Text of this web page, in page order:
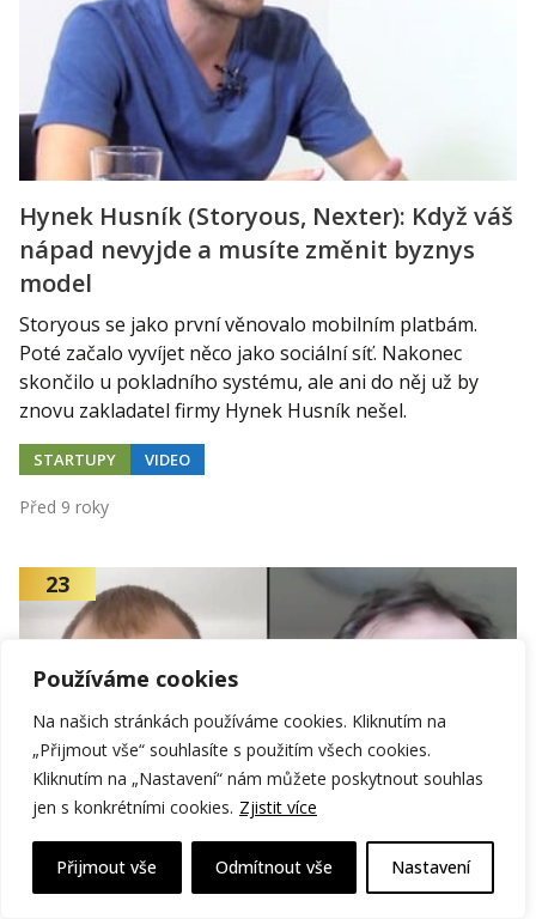
Používáme cookies
Na našich stránkách používáme cookies. Kliknutím na
„Přijmout vše“ souhlasíte s použitím všech cookies.
Kliknutím na „Nastavení“ nám můžete poskytnout souhlas
jen s konkrétními cookies. Zjistit více
Nastavení
Odmítnout vše
Přijmout vše
Hynek Husník (Storyous, Nexter): Když váš
nápad nevyjde a musíte změnit byznys
model
Storyous se jako první věnovalo mobilním platbám.
Poté začalo vyvíjet něco jako sociální síť. Nakonec
skončilo u pokladního systému, ale ani do něj už by
znovu zakladatel firmy Hynek Husník nešel.
STARTUPY VIDEO
Před 9 roky
23